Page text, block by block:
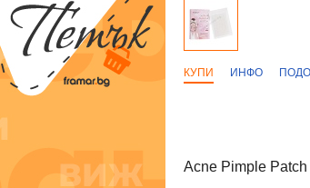
КУПИ ИНФО
Acne Pimple